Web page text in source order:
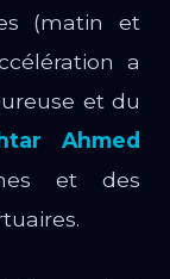
(matin et
a
et du
Ahmed
et des